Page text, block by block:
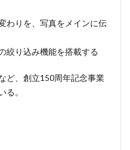
わりを、写真をメインに伝
絞り込み機能を搭載する
ど、創立150周年記念事業
る。